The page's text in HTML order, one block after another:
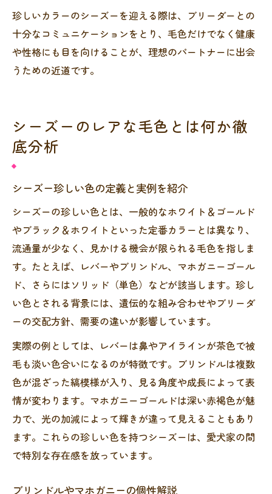
珍しいカラーのシーズーを迎える際は、ブリーダーとの
十分なコミュニケーションをとり、毛色だけでなく健康
や性格にも目を向けることが、理想のパートナーに出会
うための近道です。
シーズーのレアな毛色とは何か徹
底分析
シーズー珍しい色の定義と実例を紹介
シーズーの珍しい色とは、一般的なホワイト＆ゴールド
やブラック＆ホワイトといった定番カラーとは異なり、
流通量が少なく、見かける機会が限られる毛色を指しま
す。たとえば、レバーやブリンドル、マホガニーゴール
ド、さらにはソリッド（単色）などが該当します。珍し
い色とされる背景には、遺伝的な組み合わせやブリーダ
ーの交配方針、需要の違いが影響しています。
実際の例としては、レバーは鼻やアイラインが茶色で被
毛も淡い色合いになるのが特徴です。ブリンドルは複数
色が混ざった縞模様が入り、見る角度や成長によって表
情が変わります。マホガニーゴールドは深い赤褐色が魅
力で、光の加減によって輝きが違って見えることもあり
ます。これらの珍しい色を持つシーズーは、愛犬家の間
で特別な存在感を放っています。
ブリンドルやマホガニーの個性解説